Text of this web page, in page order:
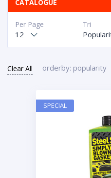
CATALOGUE
Tri
Per Page
12
Clear All orderby: popularity
SPECIAL